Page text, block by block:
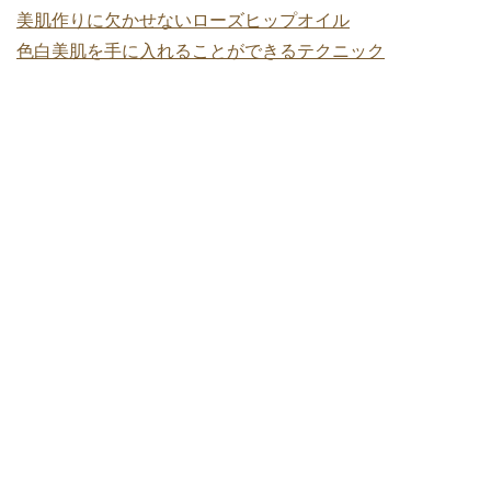
美肌作りに欠かせないローズヒップオイル
色白美肌を手に入れることができるテクニック